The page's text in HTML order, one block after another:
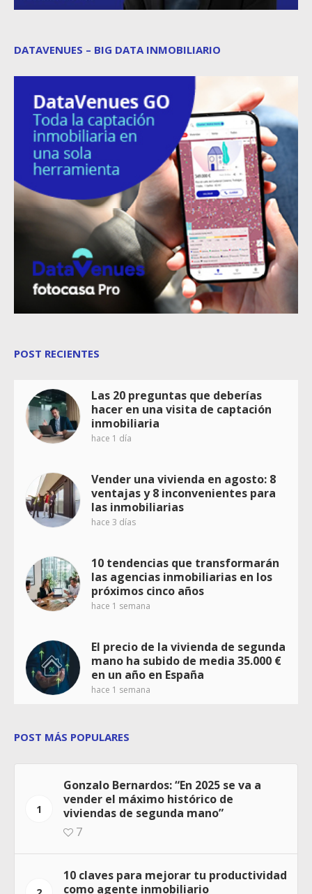
DATAVENUES – BIG DATA INMOBILIARIO
POST RECIENTES
Las 20 preguntas que deberías
hacer en una visita de captación
inmobiliaria
hace 1 día
Vender una vivienda en agosto: 8
ventajas y 8 inconvenientes para
las inmobiliarias
hace 3 días
10 tendencias que transformarán
las agencias inmobiliarias en los
próximos cinco años
hace 1 semana
El precio de la vivienda de segunda
mano ha subido de media 35.000 €
en un año en España
hace 1 semana
POST MÁS POPULARES
1
Gonzalo Bernardos: “En 2025 se va a
vender el máximo histórico de
viviendas de segunda mano”
7
10 claves para mejorar tu productividad
como agente inmobiliario